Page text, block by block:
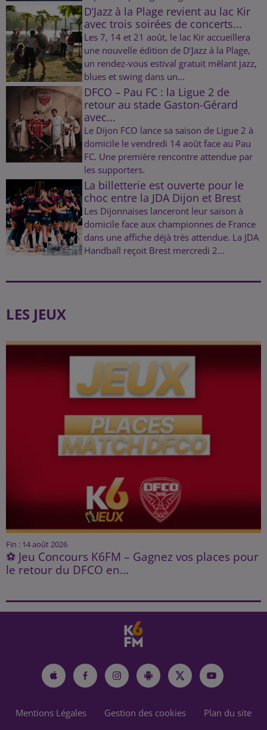
D’Jazz à la Plage revient au lac Kir
avec trois soirées de concerts...
Les 7, 14 et 21 août, le lac Kir accueillera
une nouvelle édition de D’Jazz à la Plage,
un rendez-vous estival gratuit mêlant jazz,
blues et swing dans un...
DFCO – Pau FC : la Ligue 2 de
retour au stade Gaston-Gérard
avec...
Le Dijon FCO lance sa saison de Ligue 2 à
domicile le vendredi 14 août face au Pau
FC. Une première rencontre attendue par
les supporters.
La billetterie est ouverte pour le
choc entre la JDA Dijon et Brest
Les Dijonnaises lanceront leur saison à
domicile face aux championnes de France
dans une affiche déjà très attendue. La JDA
Handball reçoit Brest mercredi 2...
LES JEUX
Fin : 14 août 2026
⚽ Jeu Concours K6FM – Gagnez vos places pour
le retour du DFCO en...
Mentions Légales Gestion des cookies Plan du site